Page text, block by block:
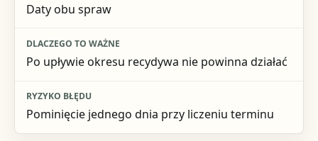
Daty obu spraw
Po upływie okresu recydywa nie powinna działać
Pominięcie jednego dnia przy liczeniu terminu